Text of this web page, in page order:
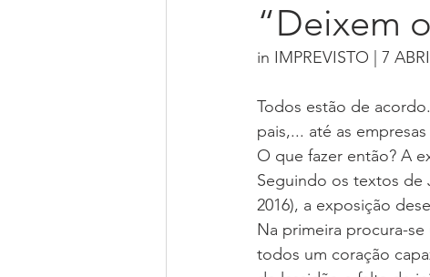
“Deixem
in IMPREVISTO | 7
Todos estão de
pais,... até as
O que fazer então? A
Seguindo os textos de
2016), a exposição
Na primeira procura-
todos um coração